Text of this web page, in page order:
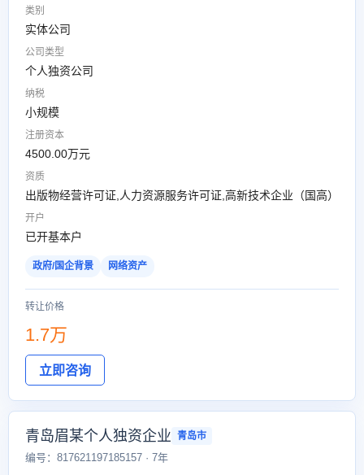
类别
实体公司
公司类型
个人独资公司
纳税
小规模
注册资本
4500.00万元
资质
出版物经营许可证,人力资源服务许可证,高新技术企业（国高）
开户
已开基本户
政府/国企背景 网络资产
转让价格
1.7万
立即咨询
青岛眉某个人独资企业 青岛市
编号：817621197185157 · 7年